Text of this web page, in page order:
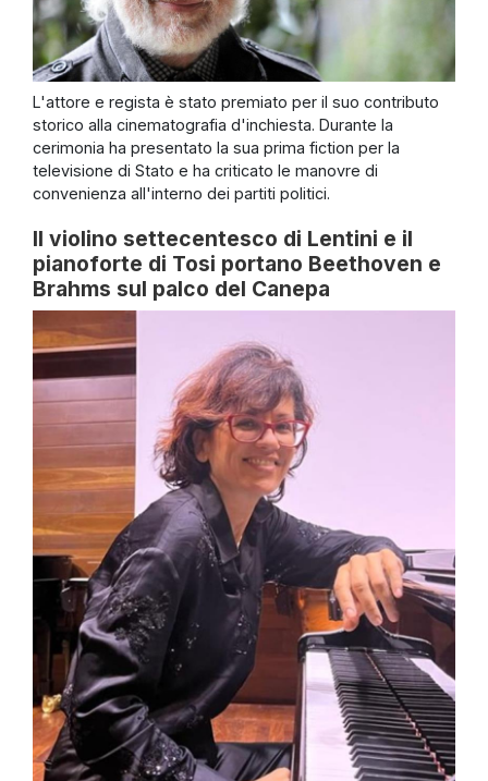
L'attore e regista è stato premiato per il suo contributo
storico alla cinematografia d'inchiesta. Durante la
cerimonia ha presentato la sua prima fiction per la
televisione di Stato e ha criticato le manovre di
convenienza all'interno dei partiti politici.
Il violino settecentesco di Lentini e il
pianoforte di Tosi portano Beethoven e
Brahms sul palco del Canepa